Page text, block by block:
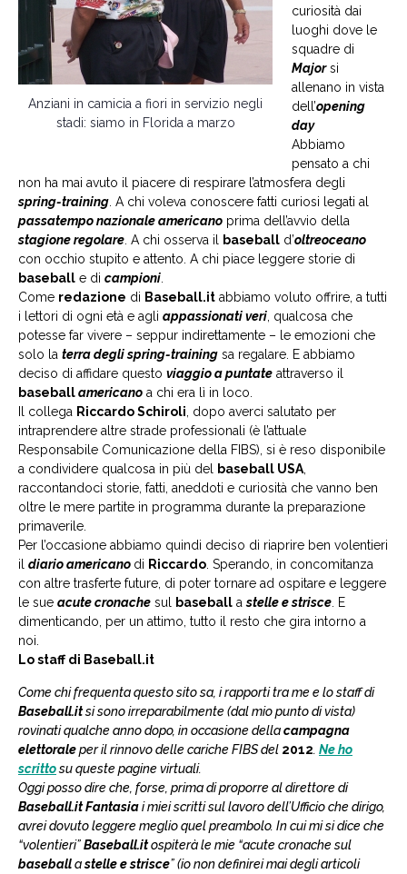
Anziani in camicia a fiori in servizio negli
stadi: siamo in Florida a marzo
curiosità dai
luoghi dove le
squadre di
Majorsi
allenano in vista
dell’opening
day
Abbiamo
pensato a chi
non ha mai avuto il piacere di respirare l’atmosfera degli
spring-training . A chi voleva conoscere fatti curiosi legati al
passatempo nazionale americano prima dell’avvio della
stagione regolare . A chi osserva il baseball d’oltreoceano
con occhio stupito e attento. A chi piace leggere storie di
baseball e di campioni
Come redazione di Baseball.it abbiamo voluto offrire, a tutti
i lettori di ogni età e agli appassionati veri , qualcosa che
potesse far vivere – seppur indirettamente – le emozioni che
solo la terra degli spring-training sa regalare. E abbiamo
deciso di affidare questo viaggio a puntate attraverso il
baseballamericano a chi era lì in loco.
Il collega Riccardo Schiroli , dopo averci salutato per
intraprendere altre strade professionali (è l’attuale
Responsabile Comunicazione della FIBS), si è reso disponibile
a condividere qualcosa in più del
baseball USA
raccontandoci storie, fatti, aneddoti e curiosità che vanno ben
oltre le mere partite in programma durante la preparazione
primaverile.
Per l’occasione abbiamo quindi deciso di riaprire ben volentieri
il diario americano di Riccardo . Sperando, in concomitanza
con altre trasferte future, di poter tornare ad ospitare e leggere
le sue acute cronache sul baseball astelle e strisce . E
dimenticando, per un attimo, tutto il resto che gira intorno a
noi.
Lo staff di Baseball.it
Come chi frequenta questo sito sa, i rapporti tra me e lo staff di
Baseball.itsi sono irreparabilmente (dal mio punto di vista)
rovinati qualche anno dopo, in occasione dellacampagna
elettoraleper il rinnovo delle cariche FIBS del 2012. Ne ho
scrittosu queste pagine virtuali.
Oggi posso dire che, forse, prima di proporre al direttore di
Baseball.it Fantasiai miei scritti sul lavoro dell’Ufficio che dirigo,
avrei dovuto leggere meglio quel preambolo. In cui mi si dice che
“volentieri”Baseball.itospiterà le mie “acute cronache sul
baseballastelle e strisce” (io non definirei mai degli articoli